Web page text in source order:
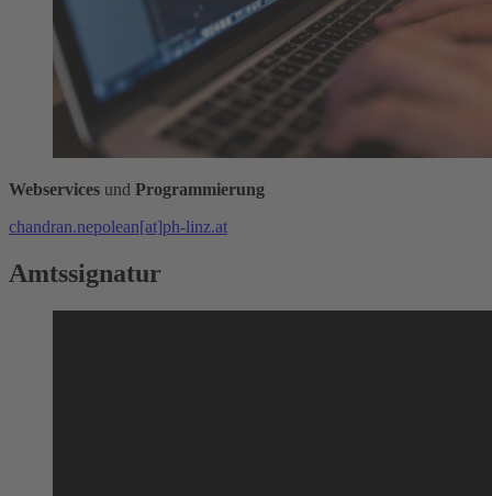
Webservices und Programmierung
chandran.nepolean[at]ph-linz.at
Amtssignatur